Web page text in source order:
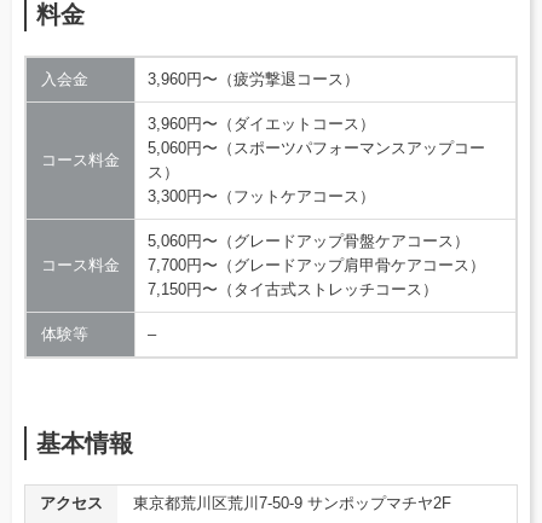
料金
入会金 3,960円〜（疲労撃退コース）
コース料金
3,960円〜（ダイエットコース）
5,060円〜（スポーツパフォーマンスアップコー
ス）
3,300円〜（フットケアコース）
コース料金
5,060円〜（グレードアップ骨盤ケアコース）
7,700円〜（グレードアップ肩甲骨ケアコース）
7,150円〜（タイ古式ストレッチコース）
体験等 –
基本情報
アクセス
東京都荒川区荒川7-50-9 サンポップマチヤ2F